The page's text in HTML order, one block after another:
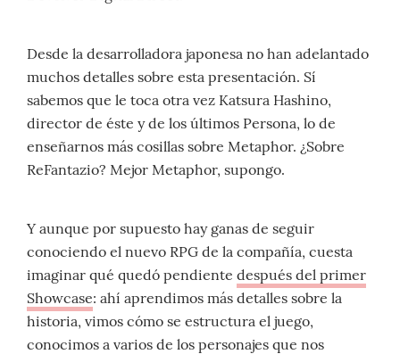
Desde la desarrolladora japonesa no han adelantado
muchos detalles sobre esta presentación. Sí
sabemos que le toca otra vez Katsura Hashino,
director de éste y de los últimos Persona, lo de
enseñarnos más cosillas sobre Metaphor. ¿Sobre
ReFantazio? Mejor Metaphor, supongo.
Y aunque por supuesto hay ganas de seguir
conociendo el nuevo RPG de la compañía, cuesta
imaginar qué quedó pendiente después del primer
Showcase: ahí aprendimos más detalles sobre la
historia, vimos cómo se estructura el juego,
conocimos a varios de los personajes que nos